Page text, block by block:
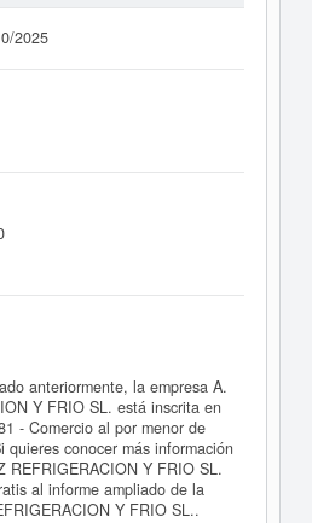
2025
anteriormente, la empresa A.
Y FRIO SL. está inscrita en
- Comercio al por menor de
quieres conocer más información
REFRIGERACION Y FRIO SL.
al informe ampliado de la
Y FRIO SL..